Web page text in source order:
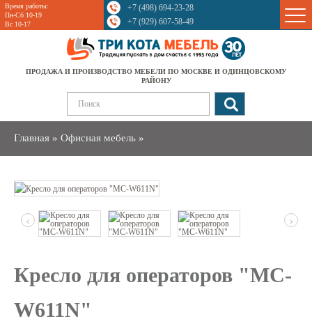
Время работы:
Пн-Сб 10-19
Вс 10-17
+7 (498) 694-23-28
+7 (929) 607-58-49
ПРОДАЖА И ПРОИЗВОДСТВО МЕБЕЛИ ПО МОСКВЕ И ОДИНЦОВСКОМУ
РАЙОНУ
Главная » Офисная мебель »
Sale
‹ ›
Кресло для операторов "MC-
W611N"